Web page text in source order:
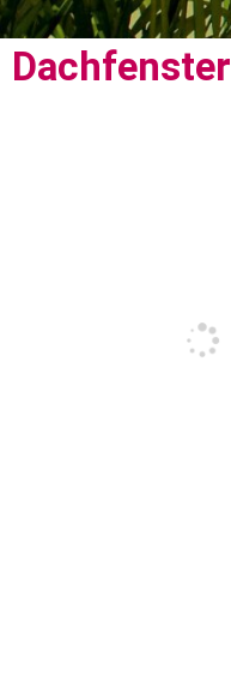
Dachfenster